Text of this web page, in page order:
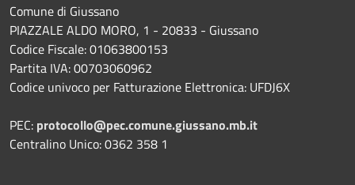
Comune di Giussano
PIAZZALE ALDO MORO, 1 - 20833 - Giussano
Codice Fiscale: 01063800153
Partita IVA: 00703060962
Codice univoco per Fatturazione Elettronica: UFDJ6X
PEC: protocollo@pec.comune.giussano.mb.it
Centralino Unico: 0362 358 1